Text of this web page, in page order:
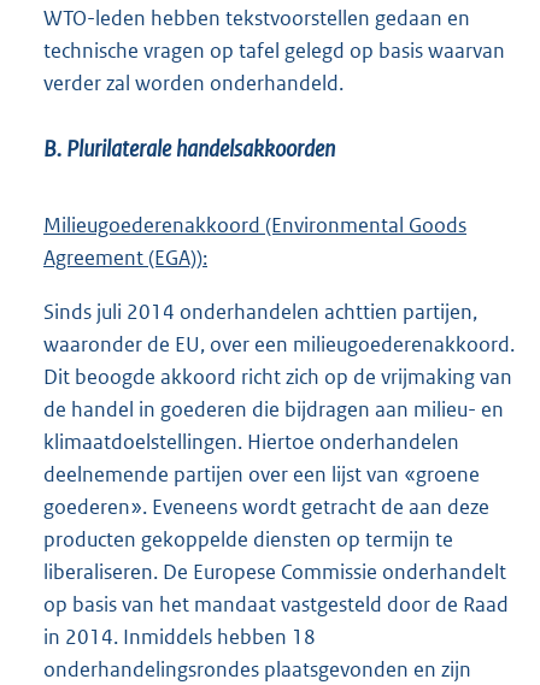
WTO-leden hebben tekstvoorstellen gedaan en
technische vragen op tafel gelegd op basis waarvan
verder zal worden onderhandeld.
B. Plurilaterale handelsakkoorden
Milieugoederenakkoord (Environmental Goods
Agreement (EGA)):
Sinds juli 2014 onderhandelen achttien partijen,
waaronder de EU, over een milieugoederenakkoord.
Dit beoogde akkoord richt zich op de vrijmaking van
de handel in goederen die bijdragen aan milieu- en
klimaatdoelstellingen. Hiertoe onderhandelen
deelnemende partijen over een lijst van «groene
goederen». Eveneens wordt getracht de aan deze
producten gekoppelde diensten op termijn te
liberaliseren. De Europese Commissie onderhandelt
op basis van het mandaat vastgesteld door de Raad
in 2014. Inmiddels hebben 18
onderhandelingsrondes plaatsgevonden en zijn